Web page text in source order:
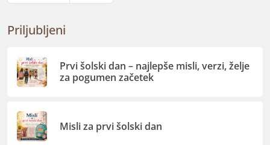
Priljubljeni
Prvi šolski dan – najlepše misli, verzi, želje
za pogumen začetek
Misli za prvi šolski dan